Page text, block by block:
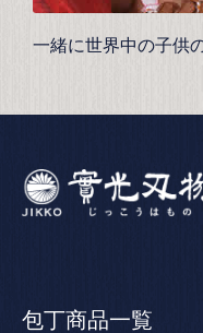
一緒に世界中の子供
包丁商品一覧